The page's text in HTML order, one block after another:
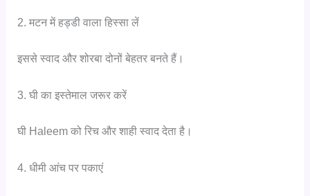
2. मटन में हड्डी वाला हिस्सा लें
इससे स्वाद और शोरबा दोनों बेहतर बनते हैं।
3. घी का इस्तेमाल जरूर करें
घी Haleem को रिच और शाही स्वाद देता है।
4. धीमी आंच पर पकाएं